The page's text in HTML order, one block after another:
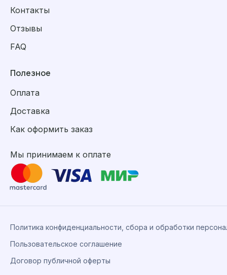
Контакты
Отзывы
FAQ
Полезное
Оплата
Доставка
Как оформить заказ
Мы принимаем к оплате
Политика конфиденциальности, сбора и обработки
Пользовательское соглашение
Договор публичной оферты